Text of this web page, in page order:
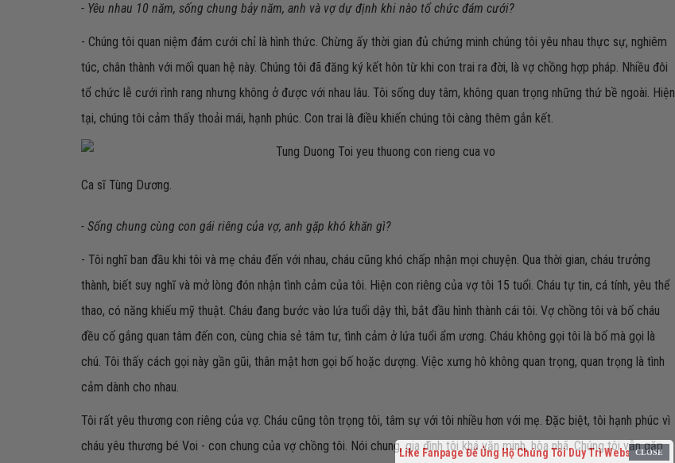
- Yêu nhau 10 năm, sống chung bảy năm, anh và vợ dự định khi nào tổ chức đám cưới?
- Chúng tôi quan niệm đám cưới chỉ là hình thức. Chừng ấy thời gian đủ chứng minh chúng tôi yêu nhau thực sự, nghiêm
túc, chân thành với mối quan hệ này. Chúng tôi đã đăng ký kết hôn từ khi con trai ra đời, là vợ chồng hợp pháp. Nhiều đôi
tổ chức lễ cưới rình rang nhưng không ở được với nhau lâu. Tôi sống duy tâm, không quan trọng những thứ bề ngoài. Hiện
tại, chúng tôi cảm thấy thoải mái, hạnh phúc. Con trai là điều khiến chúng tôi càng thêm gắn kết.
Ca sĩ Tùng Dương.
- Sống chung cùng con gái riêng của vợ, anh gặp khó khăn gì?
- Tôi nghĩ ban đầu khi tôi và mẹ cháu đến với nhau, cháu cũng khó chấp nhận mọi chuyện. Qua thời gian, cháu trưởng
thành, biết suy nghĩ và mở lòng đón nhận tình cảm của tôi. Hiện con riêng của vợ tôi 15 tuổi. Cháu tự tin, cá tính, yêu thể
thao, có năng khiếu mỹ thuật. Cháu đang bước vào lứa tuổi dậy thì, bắt đầu hình thành cái tôi. Vợ chồng tôi và bố cháu
đều cố gắng quan tâm đến con, cùng chia sẻ tâm tư, tình cảm ở lứa tuổi ẩm ương. Cháu không gọi tôi là bố mà gọi là
chú. Tôi thấy cách gọi này gần gũi, thân mật hơn gọi bố hoặc dượng. Việc xưng hô không quan trọng, quan trọng là tình
cảm dành cho nhau.
Tôi rất yêu thương con riêng của vợ. Cháu cũng tôn trọng tôi, tâm sự với tôi nhiều hơn với mẹ. Đặc biệt, tôi hạnh phúc vì
cháu yêu thương bé Voi - con chung của vợ chồng tôi. Nói chung, gia đình tôi khá văn minh, hòa nhã. Chúng tôi vẫn gặp
Like Fanpage Để Ủng Hộ Chúng Tôi Duy Trì Website